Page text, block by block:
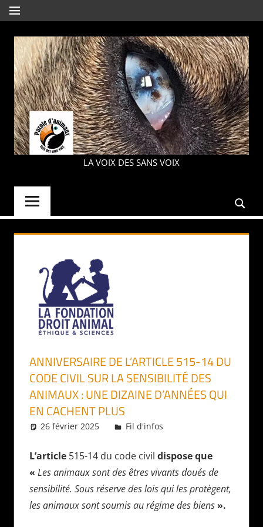
Aller
au
contenu
MENU
PAROLE
LA VOIX DES SANS VOIX
ANNIVERSAIRE DE L’ARTICLE 515-14 DU
CODE CIVIL SUR LA SENSIBILITÉ DES
ANIMAUX : UNE DIZAINE D’ANNÉES QUI
EN CACHENT PLUS
26 février 2025 Daniel
Fil d'infos
L’article 515-14 du code civil dispose que
« Les animaux sont des êtres vivants doués de
sensibilité. Sous réserve des lois qui les protègent,
les animaux sont soumis au régime des biens».